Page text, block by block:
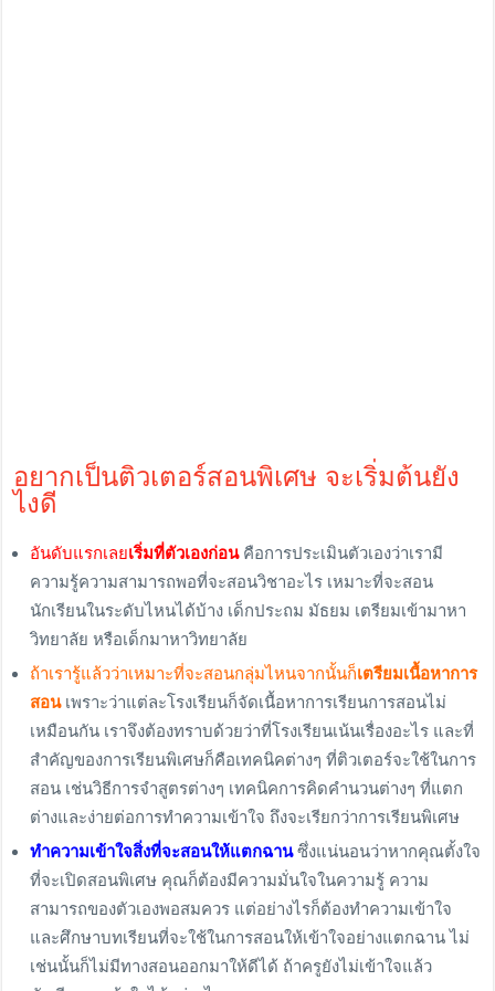
อยากเป็นติวเตอร์สอนพิเศษ จะเริ่มต้นยัง
ไงดี
อันดับแรกเลยเริ่มที่ตัวเองก่อนคือการประเมินตัวเองว่าเรามี
ความรู้ความสามารถพอที่จะสอนวิชาอะไร เหมาะที่จะสอน
นักเรียนในระดับไหนได้บ้าง เด็กประถม มัธยม เตรียมเข้ามาหา
วิทยาลัย หรือเด็กมาหาวิทยาลัย
ถ้าเรารู้แล้วว่าเหมาะที่จะสอนกลุ่มไหนจากนั้นก็เตรียมเนื้อหาการ
สอนเพราะว่าแต่ละโรงเรียนก็จัดเนื้อหาการเรียนการสอนไม่
เหมือนกัน เราจึงต้องทราบด้วยว่าที่โรงเรียนเน้นเรื่องอะไร และที่
สำคัญของการเรียนพิเศษก็คือเทคนิคต่างๆ ที่ติวเตอร์จะใช้ในการ
สอน เช่นวิธีการจำสูตรต่างๆ เทคนิคการคิดคำนวนต่างๆ ที่แตก
ต่างและง่ายต่อการทำความเข้าใจ ถึงจะเรียกว่าการเรียนพิเศษ
ทำความเข้าใจสิ่งที่จะสอนให้แตกฉานซึ่งแน่นอนว่าหากคุณตั้งใจ
ที่จะเปิดสอนพิเศษ คุณก็ต้องมีความมั่นใจในความรู้ ความ
สามารถของตัวเองพอสมควร แต่อย่างไรก็ต้องทำความเข้าใจ
และศึกษาบทเรียนที่จะใช้ในการสอนให้เข้าใจอย่างแตกฉาน ไม่
เช่นนั้นก็ไม่มีทางสอนออกมาให้ดีได้ ถ้าครูยังไม่เข้าใจแล้ว